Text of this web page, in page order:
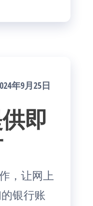
年9月25日
即
，让网上
银行账